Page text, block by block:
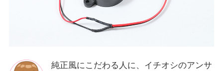
純正風にこだわる人に、イチオシのアンサ